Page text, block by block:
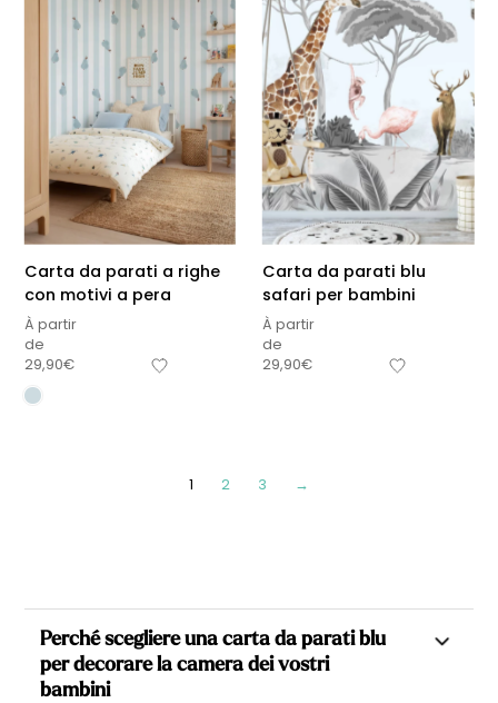
Carta da parati a righe
con motivi a pera
À partir
de
29,90€
Carta da parati blu
safari per bambini
À partir
de
29,90€
1 2 3 →
Perché scegliere una carta da parati blu
per decorare la camera dei vostri
bambini